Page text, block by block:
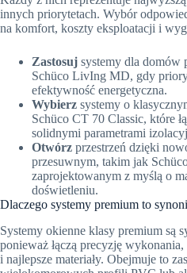
innych priorytetach. Wybór
na komfort, koszty eksploatacji i
Zastosuj systemy dla domów
Schüco LivIng MD, gdy
efektywność energetyczna.
Wybierz systemy o
Schüco CT 70 Classic, które
solidnymi parametrami
Otwórz przestrzeń dzięki
przesuwnym, takim jak
zaprojektowanym z myślą o
doświetleniu.
Dlaczego systemy premium to
Systemy okienne klasy premium są
ponieważ łączą precyzję
i najlepsze materiały. Obejmuje to